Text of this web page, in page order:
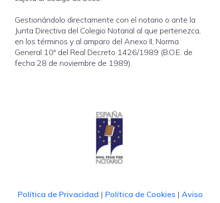
Gestionándolo directamente con el notario o ante la
Junta Directiva del Colegio Notarial al que pertenezca,
en los términos y al amparo del Anexo II, Norma
General 10ª del Real Decreto 1426/1989 (B.O.E. de
fecha 28 de noviembre de 1989).
Política de Privacidad | Política de Cookies| Aviso